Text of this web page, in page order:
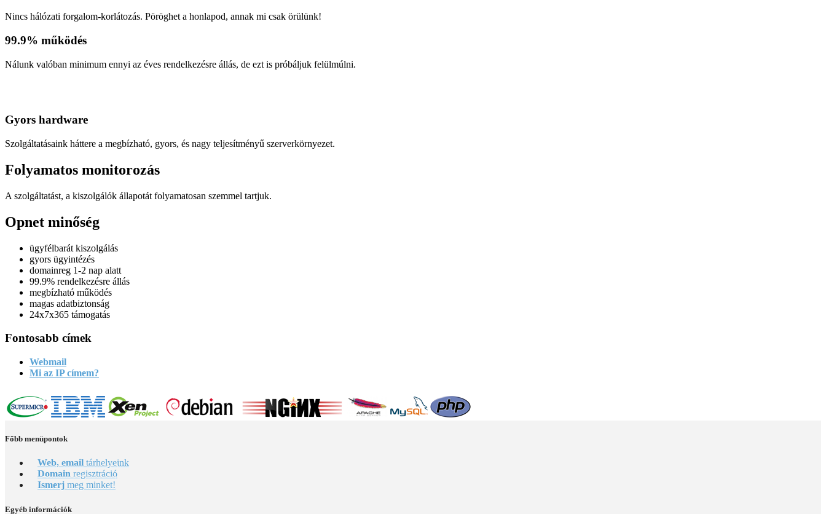
Nincs hálózati forgalom-korlátozás. Pöröghet a honlapod, annak mi csak örülünk!
99.9% működés
Nálunk valóban minimum ennyi az éves rendelkezésre állás, de ezt is próbáljuk felülmúlni.
Gyors hardware
Szolgáltatásaink háttere a megbízható, gyors, és nagy teljesítményű szerverkörnyezet.
Folyamatos monitorozás
A szolgáltatást, a kiszolgálók állapotát folyamatosan szemmel tartjuk.
Opnet minőség
ügyfélbarát kiszolgálás
gyors ügyintézés
domainreg 1-2 nap alatt
99.9% rendelkezésre állás
megbízható működés
magas adatbiztonság
24x7x365 támogatás
Fontosabb címek
Webmail
Mi az IP címem?
Főbb menüpontok
Web, email tárhelyeink
Domain regisztráció
Ismerj meg minket!
Egyéb információk